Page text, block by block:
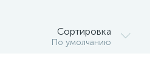
Сортировка
По умолчанию